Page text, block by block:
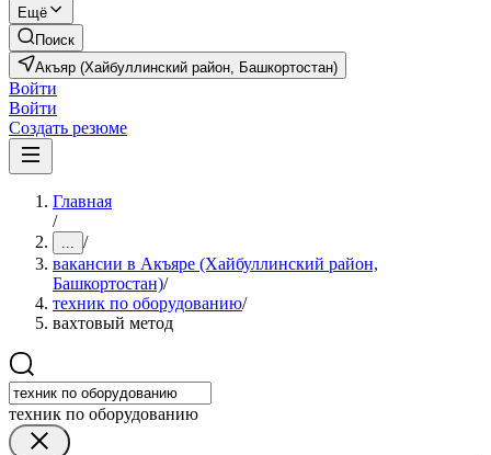
Ещё
Поиск
Акъяр (Хайбуллинский район, Башкортостан)
Войти
Войти
Создать резюме
Главная
/
... /
вакансии в Акъяре (Хайбуллинский район,
Башкортостан)/
техник по оборудованию/
вахтовый метод
техник по оборудованию